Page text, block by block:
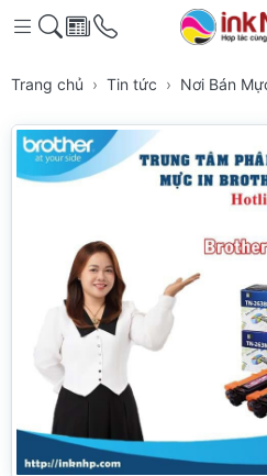
Trang chủ Tin tức Nơi Bán